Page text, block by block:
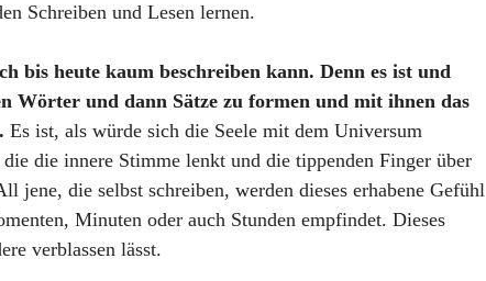
Schreiben und Lesen lernen.
bis heute kaum beschreiben kann. Denn es ist und
Wörter und dann Sätze zu formen und mit ihnen das
Es ist, als würde sich die Seele mit dem Universum
die innere Stimme lenkt und die tippenden Finger über
jene, die selbst schreiben, werden dieses erhabene Gefühl
Minuten oder auch Stunden empfindet. Dieses
verblassen lässt.